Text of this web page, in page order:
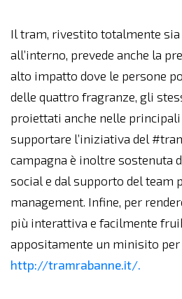
Il tram, rivestito totalmente sia
all’interno, prevede anche la
alto impatto dove le persone
delle quattro fragranze, gli
proiettati anche nelle
supportare l’iniziativa del
campagna è inoltre sostenuta
social e dal supporto del team
management. Infine, per
più interattiva e facilmente
appositamente un minisito
http://tramrabanne.it/.